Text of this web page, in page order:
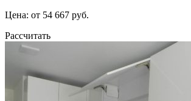
Цена: от 54 667 руб.
Рассчитать